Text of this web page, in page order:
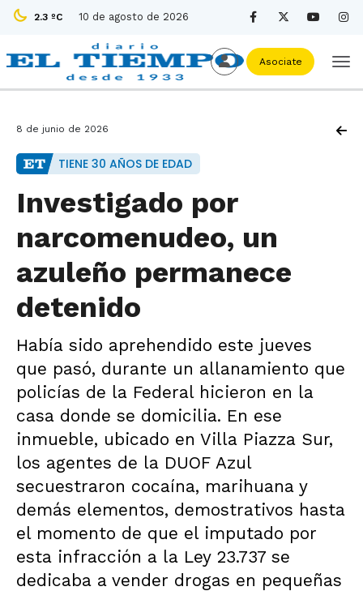
2.3 ºC 10 de agosto de 2026
Asociate
8 de junio de 2026
TIENE 30 AÑOS DE EDAD
Investigado por
narcomenudeo, un
azuleño permanece
detenido
Había sido aprehendido este jueves
que pasó, durante un allanamiento que
policías de la Federal hicieron en la
casa donde se domicilia. En ese
inmueble, ubicado en Villa Piazza Sur,
los agentes de la DUOF Azul
secuestraron cocaína, marihuana y
demás elementos, demostrativos hasta
el momento de que el imputado por
esta infracción a la Ley 23.737 se
dedicaba a vender drogas en pequeñas